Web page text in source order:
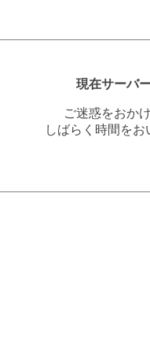
現在サーバ
ご迷惑をおか
しばらく時間を